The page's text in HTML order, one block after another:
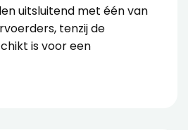
uitsluitend met één van
tenzij de
is voor een